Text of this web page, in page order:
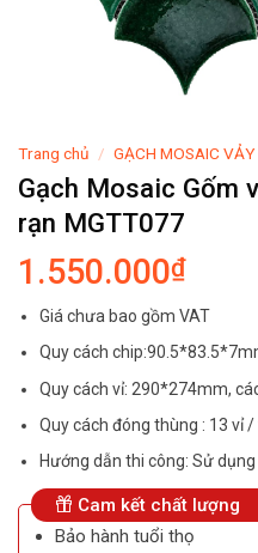
Trang chủ / GẠCH MOSAIC
Gạch Mosaic Gốm
rạn MGTT077
1.550.000₫
Giá chưa bao gồm VAT
Quy cách
Quy cách vỉ: 290*274mm,
Quy cách đóng thùng : 13 vỉ
Hướng dẫn thi công: Sử
Cam kết chất lượng
Bảo hành tuổi thọ